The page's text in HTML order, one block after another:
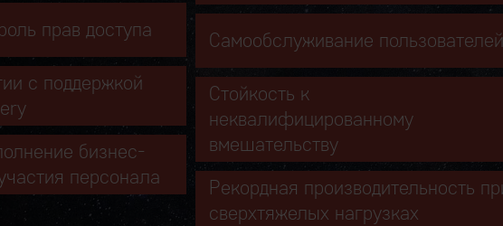
прав доступа
с поддержкой
бизнес-
персонала
Самообслуживание пользователей
Стойкость к
неквалифицированному
вмешательству
Рекордная производительность
сверхтяжелых нагрузках